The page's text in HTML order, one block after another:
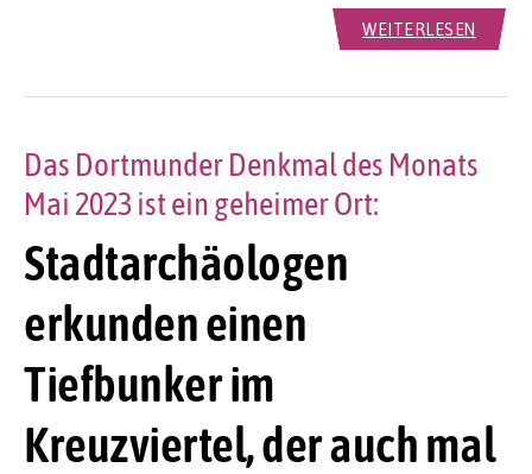
WEITERLESEN
Stadtarchäologen
erkunden einen
Tiefbunker im
Kreuzviertel, der auch mal
Das Dortmunder Denkmal des Monats
Mai 2023 ist ein geheimer Ort: